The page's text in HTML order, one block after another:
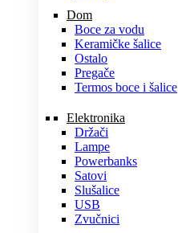
Dom
Boce za vodu
Keramičke šalice
Ostalo
Pregače
Termos boce i šalice
Elektronika
Držači
Lampe
Powerbanks
Satovi
Slušalice
USB
Zvučnici